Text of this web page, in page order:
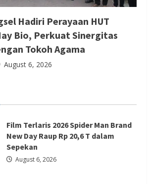
Hadiri Perayaan HUT
Bio, Perkuat Sinergitas
Tokoh Agama
August 6, 2026
Film Terlaris 2026 Spider Man Brand
New Day Raup Rp 20,6 T dalam
Sepekan
August 6, 2026